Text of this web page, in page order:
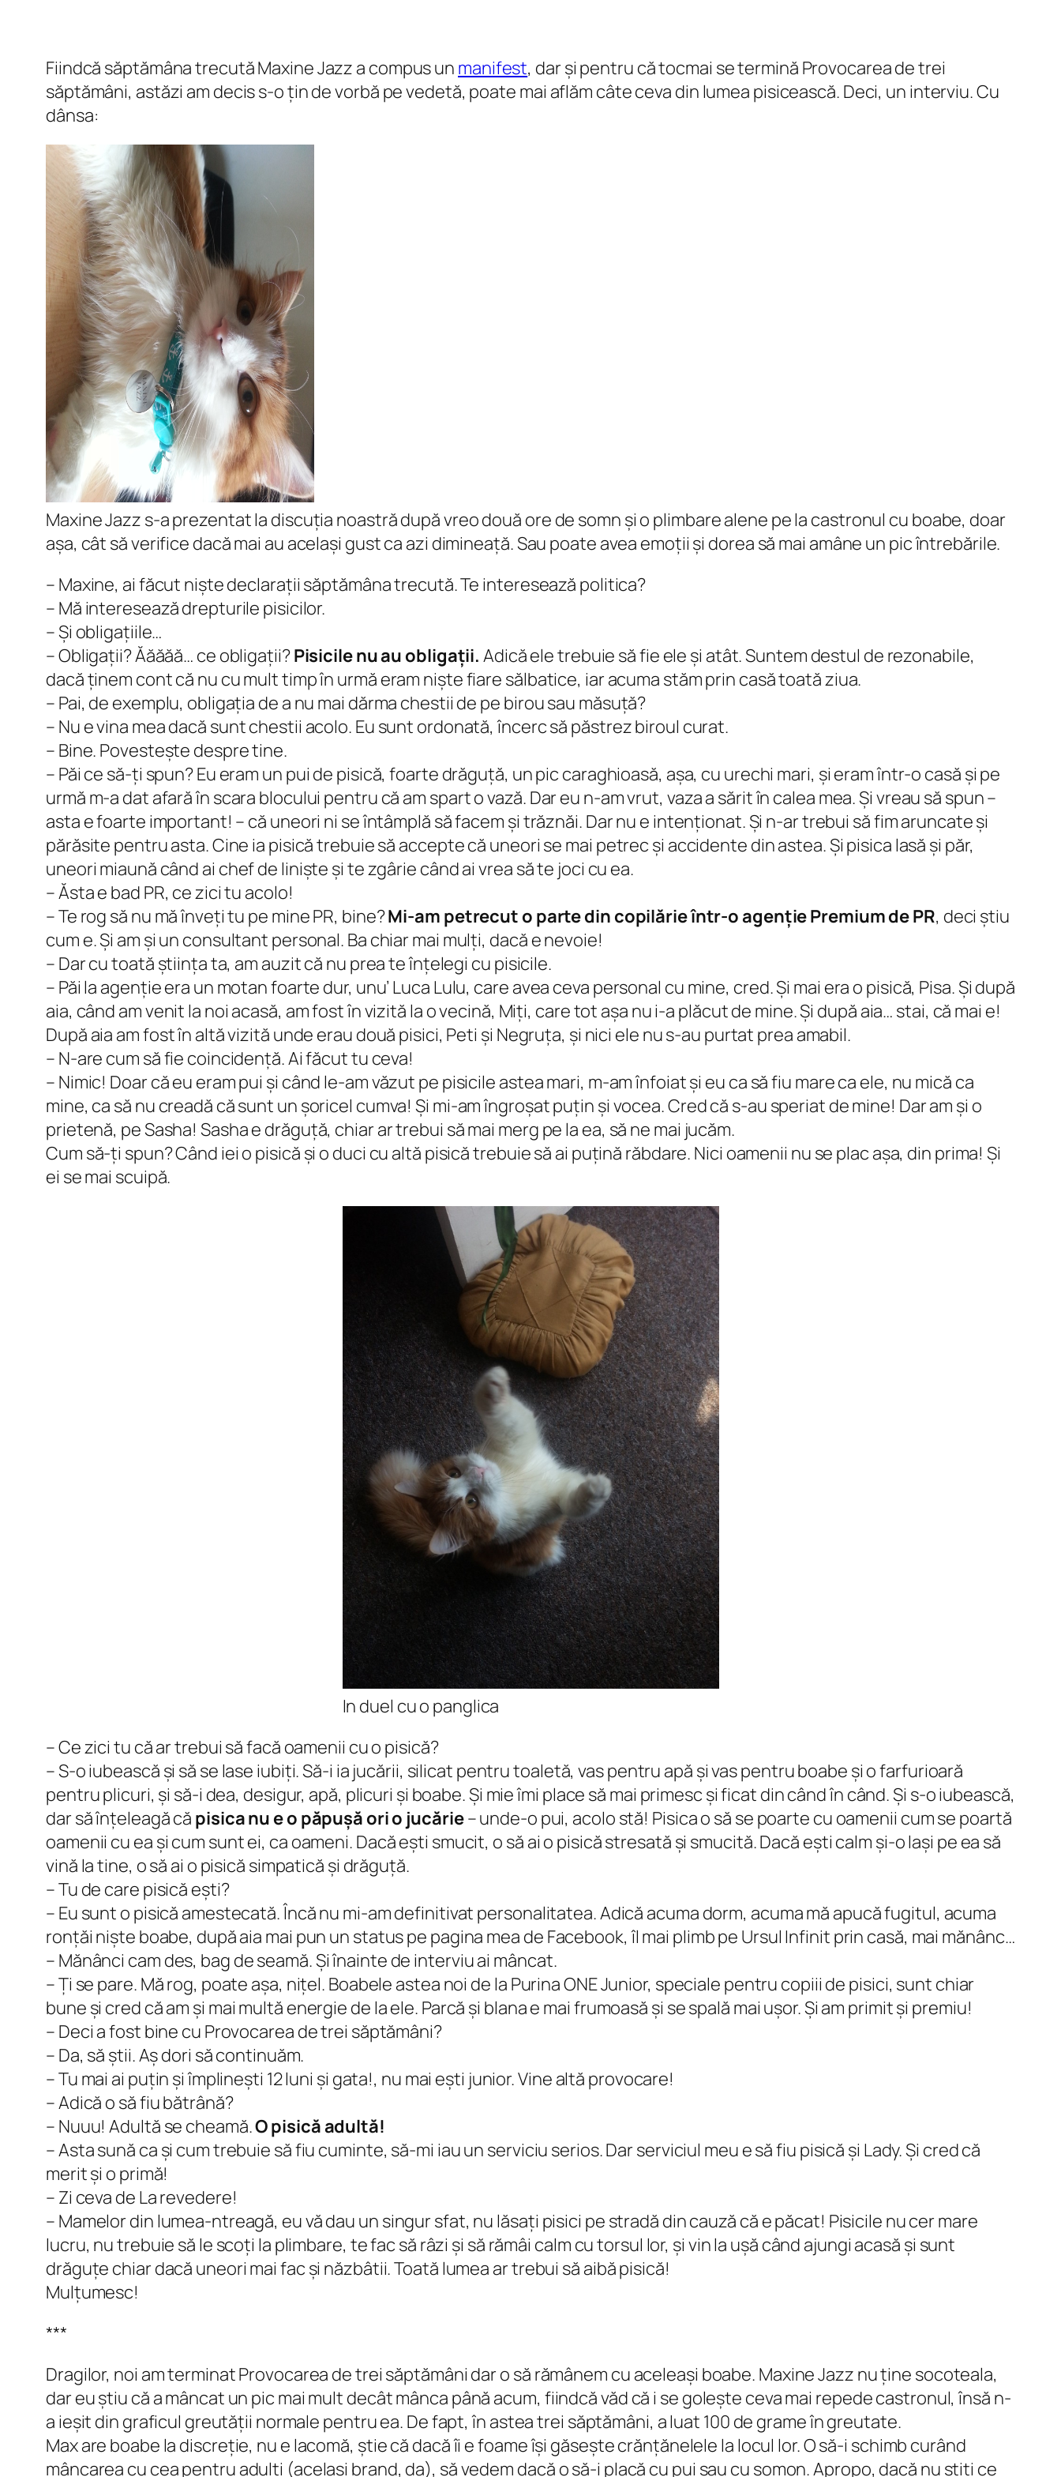
Fiindcă săptămâna trecută Maxine Jazz a compus un manifest, dar și pentru că tocmai se termină Provocarea de trei
săptămâni, astăzi am decis s-o țin de vorbă pe vedetă, poate mai aflăm câte ceva din lumea pisicească. Deci, un interviu. Cu
dânsa:
Maxine Jazz s-a prezentat la discuția noastră după vreo două ore de somn și o plimbare alene pe la castronul cu boabe, doar
așa, cât să verifice dacă mai au același gust ca azi dimineață. Sau poate avea emoții și dorea să mai amâne un pic întrebările.
– Maxine, ai făcut niște declarații săptămâna trecută. Te interesează politica?
– Mă interesează drepturile pisicilor.
– Și obligațiile…
– Obligații? Ăăăăă… ce obligații?Pisicile nu au obligații. Adică ele trebuie să fie ele și atât. Suntem destul de rezonabile,
dacă ținem cont că nu cu mult timp în urmă eram niște fiare sălbatice, iar acuma stăm prin casă toată ziua.
– Pai, de exemplu, obligația de a nu mai dărma chestii de pe birou sau măsuță?
– Nu e vina mea dacă sunt chestii acolo. Eu sunt ordonată, încerc să păstrez biroul curat.
– Bine. Povestește despre tine.
– Păi ce să-ți spun? Eu eram un pui de pisică, foarte drăguță, un pic caraghioasă, așa, cu urechi mari, și eram într-o casă și pe
urmă m-a dat afară în scara blocului pentru că am spart o vază. Dar eu n-am vrut, vaza a sărit în calea mea. Și vreau să spun –
asta e foarte important! – că uneori ni se întâmplă să facem și trăznăi. Dar nu e intenționat. Și n-ar trebui să fim aruncate și
părăsite pentru asta. Cine ia pisică trebuie să accepte că uneori se mai petrec și accidente din astea. Și pisica lasă și păr,
uneori miaună când ai chef de liniște și te zgârie când ai vrea să te joci cu ea.
– Ăsta e bad PR, ce zici tu acolo!
– Te rog să nu mă înveți tu pe mine PR, bine?Mi-am petrecut o parte din copilărie într-o agenție Premium de PR, deci știu
cum e. Și am și un consultant personal. Ba chiar mai mulți, dacă e nevoie!
– Dar cu toată știința ta, am auzit că nu prea te înțelegi cu pisicile.
– Păi la agenție era un motan foarte dur, unu’ Luca Lulu, care avea ceva personal cu mine, cred. Și mai era o pisică, Pisa. Și după
aia, când am venit la noi acasă, am fost în vizită la o vecină, Miți, care tot așa nu i-a plăcut de mine. Și după aia… stai, că mai e!
După aia am fost în altă vizită unde erau două pisici, Peti și Negruța, și nici ele nu s-au purtat prea amabil.
– N-are cum să fie coincidență. Ai făcut tu ceva!
– Nimic! Doar că eu eram pui și când le-am văzut pe pisicile astea mari, m-am înfoiat și eu ca să fiu mare ca ele, nu mică ca
mine, ca să nu creadă că sunt un șoricel cumva! Și mi-am îngroșat puțin și vocea. Cred că s-au speriat de mine! Dar am și o
prietenă, pe Sasha! Sasha e drăguță, chiar ar trebui să mai merg pe la ea, să ne mai jucăm.
Cum să-ți spun? Când iei o pisică și o duci cu altă pisică trebuie să ai puțină răbdare. Nici oamenii nu se plac așa, din prima! Și
ei se mai scuipă.
In duel cu o panglica
– Ce zici tu că ar trebui să facă oamenii cu o pisică?
– S-o iubească și să se lase iubiți. Să-i ia jucării, silicat pentru toaletă, vas pentru apă și vas pentru boabe și o farfurioară
pentru plicuri, și să-i dea, desigur, apă, plicuri și boabe. Și mie îmi place să mai primesc și ficat din când în când. Și s-o iubească,
dar să înțeleagă că pisica nu e o păpușă ori o jucărie– unde-o pui, acolo stă! Pisica o să se poarte cu oamenii cum se poartă
oamenii cu ea și cum sunt ei, ca oameni. Dacă ești smucit, o să ai o pisică stresată și smucită. Dacă ești calm și-o lași pe ea să
vină la tine, o să ai o pisică simpatică și drăguță.
– Tu de care pisică ești?
– Eu sunt o pisică amestecată. Încă nu mi-am definitivat personalitatea. Adică acuma dorm, acuma mă apucă fugitul, acuma
ronțăi niște boabe, după aia mai pun un status pe pagina mea de Facebook, îl mai plimb pe Ursul Infinit prin casă, mai mănânc…
– Mănânci cam des, bag de seamă. Și înainte de interviu ai mâncat.
– Ți se pare. Mă rog, poate așa, nițel. Boabele astea noi de la Purina ONE Junior, speciale pentru copiii de pisici, sunt chiar
bune și cred că am și mai multă energie de la ele. Parcă și blana e mai frumoasă și se spală mai ușor. Și am primit și premiu!
– Deci a fost bine cu Provocarea de trei săptămâni?
– Da, să știi. Aș dori să continuăm.
– Tu mai ai puțin și împlinești 12 luni și gata!, nu mai ești junior. Vine altă provocare!
– Adică o să fiu bătrână?
– Nuuu! Adultă se cheamă.O pisică adultă!
– Asta sună ca și cum trebuie să fiu cuminte, să-mi iau un serviciu serios. Dar serviciul meu e să fiu pisică și Lady. Și cred că
merit și o primă!
– Zi ceva de La revedere!
– Mamelor din lumea-ntreagă, eu vă dau un singur sfat, nu lăsați pisici pe stradă din cauză că e păcat! Pisicile nu cer mare
lucru, nu trebuie să le scoți la plimbare, te fac să râzi și să rămâi calm cu torsul lor, și vin la ușă când ajungi acasă și sunt
drăguțe chiar dacă uneori mai fac și năzbâtii. Toată lumea ar trebui să aibă pisică!
Mulțumesc!
***
Dragilor, noi am terminat Provocarea de trei săptămâni dar o să rămânem cu aceleași boabe. Maxine Jazz nu ține socoteala,
dar eu știu că a mâncat un pic mai mult decât mânca până acum, fiindcă văd că i se golește ceva mai repede castronul, însă n-
a ieșit din graficul greutății normale pentru ea. De fapt, în astea trei săptămâni, a luat 100 de grame în greutate.
Max are boabe la discreție, nu e lacomă, știe că dacă îi e foame își găsește crănțănelele la locul lor. O să-i schimb curând
mâncarea cu cea pentru adulți (același brand, da), să vedem dacă o să-i placă cu pui sau cu somon. Apropo, dacă nu știți ce